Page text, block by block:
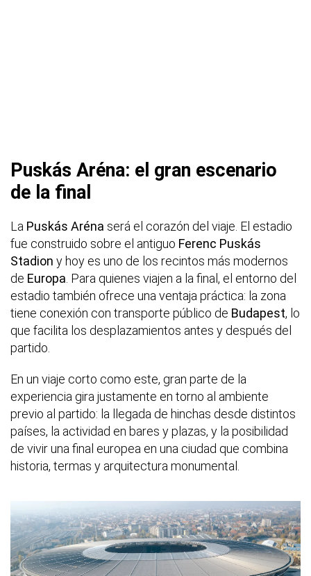
Puskás Aréna: el gran escenario
de la final
La Puskás Aréna será el corazón del viaje. El estadio
fue construido sobre el antiguo Ferenc Puskás
Stadion y hoy es uno de los recintos más modernos
de Europa . Para quienes viajen a la final, el entorno del
estadio también ofrece una ventaja práctica: la zona
tiene conexión con transporte público de Budapest, lo
que facilita los desplazamientos antes y después del
partido.
En un viaje corto como este, gran parte de la
experiencia gira justamente en torno al ambiente
previo al partido: la llegada de hinchas desde distintos
países, la actividad en bares y plazas, y la posibilidad
de vivir una final europea en una ciudad que combina
historia, termas y arquitectura monumental.